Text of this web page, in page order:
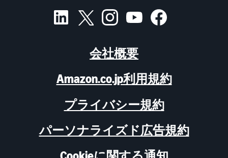
会社概要
Amazon.co.jp利用規約
プライバシー規約
パーソナライズド広告規約